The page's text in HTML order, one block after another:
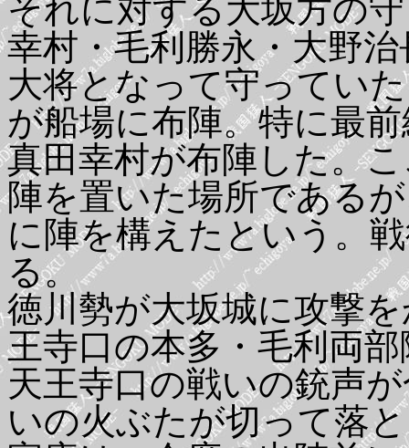
それに対する大坂方の
幸村・毛利勝永・大野
大将となって守ってい
が船場に布陣。特に最
真田幸村が布陣した。
陣を置いた場所である
に陣を構えたという。
る。
徳川勢が大坂城に攻撃
王寺口の本多・毛利両
天王寺口の戦いの銃声
いの火ぶたが切って落